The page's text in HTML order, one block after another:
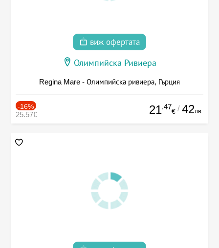
виж офертата
Олимпийска Ривиера
Regina Mare - Олимпийска ривиера, Гърция
-16%
25.57€ 21.47
€ / 42лв.